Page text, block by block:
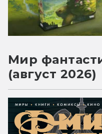
Мир
(август 2026)